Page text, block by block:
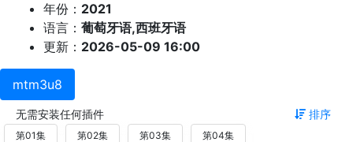
年份： 2021
语言： 葡萄牙语,西班牙语
更新： 2026-05-09 16:00
mtm3u8
无需安装任何插件 排序
第01集 第02集 第03集 第04集